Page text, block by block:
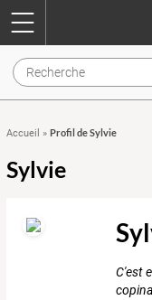
Accueil » Profil de Sylvie
Sylvie
C'est